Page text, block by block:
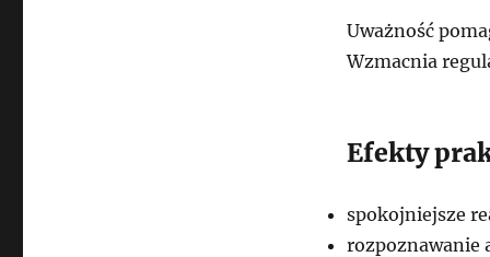
Uważność
Wzmacnia
Efekty
spokojniejsze
rozpoznawanie